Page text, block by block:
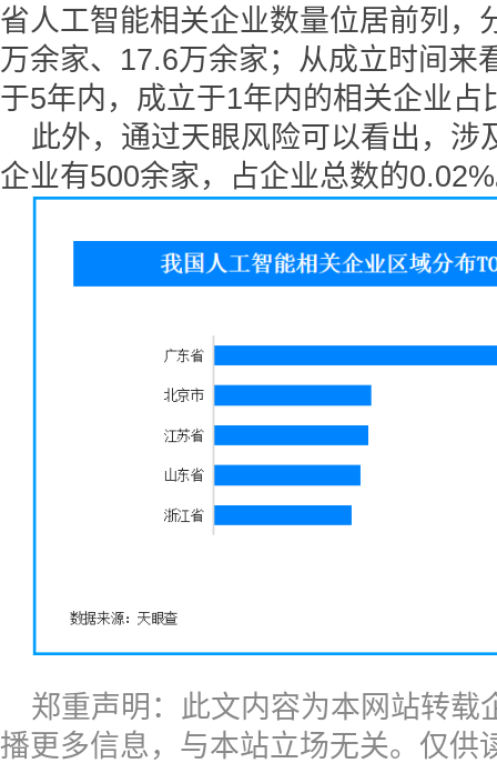
省人工智能相关企业数量位居前列，
万余家、17.6万余家；从成立时间来
于5年内，成立于1年内的相关企业占
此外，通过天眼风险可以看出，涉
企业有500余家，占企业总数的
郑重声明：此文内容为本网站转载
播更多信息，与本站立场无关。仅供